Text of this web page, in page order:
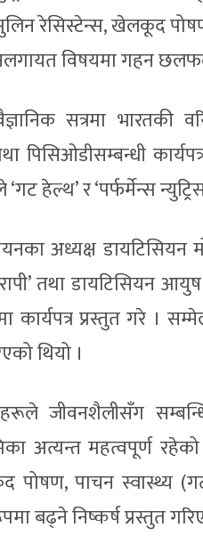
रेसिस्टेन्स, खेलकूद
विषयमा गहन
सत्रमा भारतकी
पिसिओडीसम्बन्धी
‘गट हेल्थ’ र ‘पर्फर्मेन्स
अध्यक्ष
तथा डायटिसियन आयुष
कार्यपत्र प्रस्तुत गरे ।
थियो ।
जीवनशैलीसँग
अत्यन्त महत्वपूर्ण
पोषण, पाचन स्वास्थ्य
बढ्ने निष्कर्ष प्रस्तुत